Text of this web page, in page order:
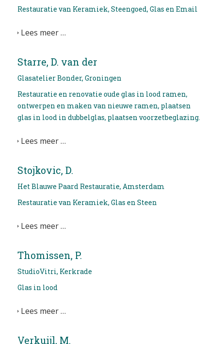
Restauratie van Keramiek, Steengoed, Glas en Email
Lees meer …
Starre, D. van der
Glasatelier Bonder, Groningen
Restauratie en renovatie oude glas in lood ramen,
ontwerpen en maken van nieuwe ramen, plaatsen
glas in lood in dubbelglas, plaatsen voorzetbeglazing.
Lees meer …
Stojkovic, D.
Het Blauwe Paard Restauratie, Amsterdam
Restauratie van Keramiek, Glas en Steen
Lees meer …
Thomissen, P.
StudioVitri, Kerkrade
Glas in lood
Lees meer …
Verkuijl, M.